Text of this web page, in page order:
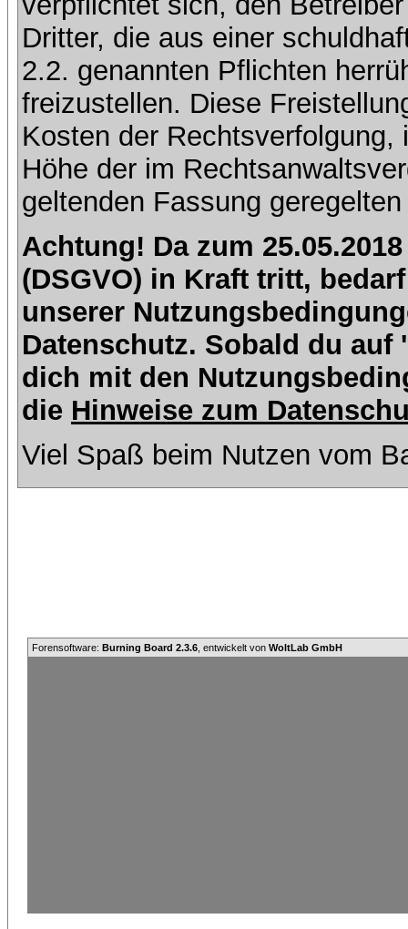
Dritter, die aus einer
2.2. genannten Pflichten
freizustellen. Diese
Kosten der
Höhe der im
geltenden Fassung
Achtung! Da zum
(DSGVO) in Kraft tritt,
unserer
Datenschutz. Sobald du
dich mit den
die Hinweise zum
Viel Spaß beim Nutzen vom
Forensoftware: Burning Board 2.3.6 , entwickelt von WoltLab GmbH